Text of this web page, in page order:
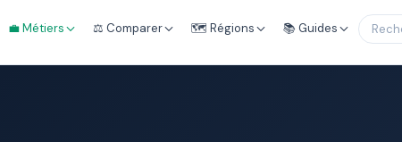
💼 Métiers ⚖️ Comparer 🗺️ Régions 📚 Guides